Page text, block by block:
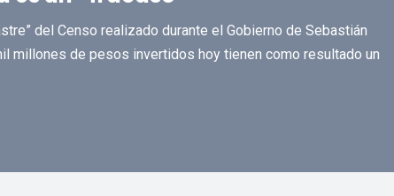
del Censo realizado durante el Gobierno de Sebastián
millones de pesos invertidos hoy tienen como resultado un